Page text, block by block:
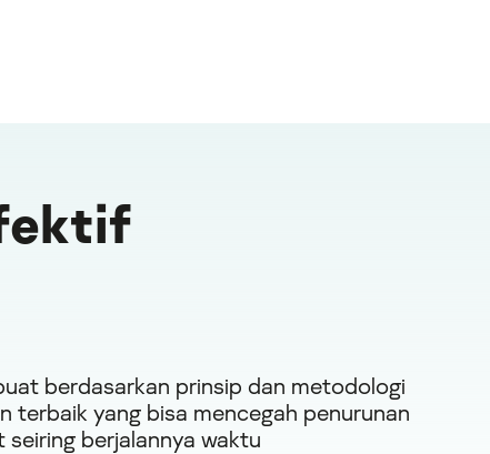
berdasarkan prinsip dan metodologi
terbaik yang bisa mencegah penurunan
seiring berjalannya waktu